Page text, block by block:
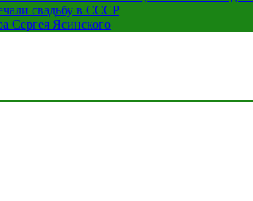
свадьбу в СССР
Сергея Ясинского